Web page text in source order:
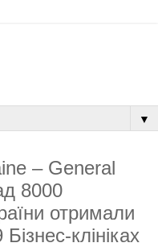
▼
– General
8000
отримали
клініках